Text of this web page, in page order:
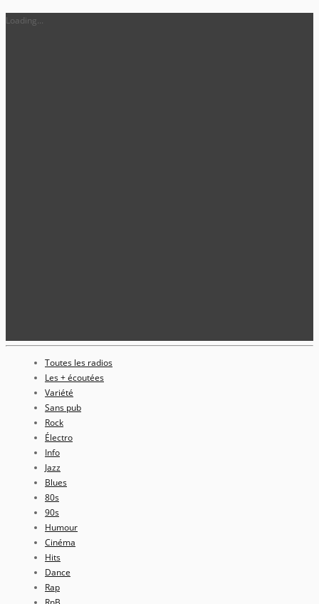
Loading...
Toutes les radios
Les + écoutées
Variété
Sans pub
Rock
Électro
Info
Jazz
Blues
80s
90s
Humour
Cinéma
Hits
Dance
Rap